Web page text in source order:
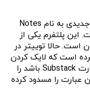
پلتفرم Substack هفته گذشته قابلیت جدیدی به نام Notes
این پلتفرم یکی از
است. حالا توییتر در
است که لایک کردن
یا ریتویت کردن هر توییتی که حاوی عبارت Substack باشد را
را مسدود کرده